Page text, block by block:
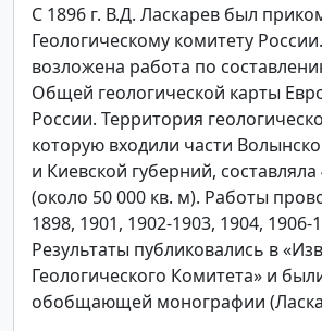
С 1896 г. В.Д. Ласкарев был
Геологическому комитету
возложена работа по
Общей геологической карты
России. Территория
которую входили части
и Киевской губерний, составляла
(около 50 000 кв. м). Работы
1898, 1901, 1902-1903, 1904, 1906-
Результаты публиковались в
Геологического Комитета» и
обобщающей монографии